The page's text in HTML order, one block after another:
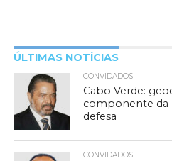
ÚLTIMAS NOTÍCIAS
CONVIDADOS
Cabo Verde:
componente da
defesa
CONVIDADOS